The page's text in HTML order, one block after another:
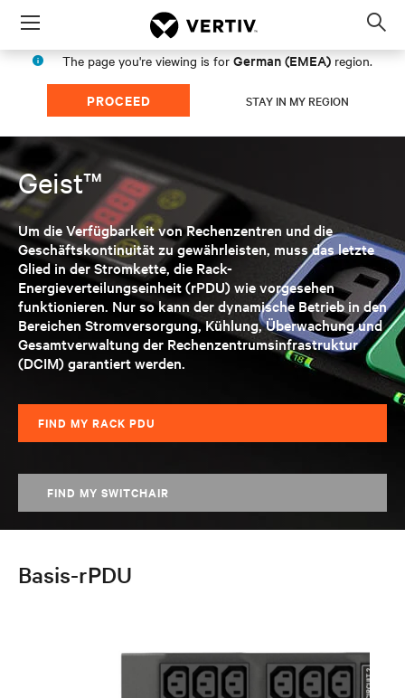
Menu
The page you're viewing is for German (EMEA) region.
PROCEED STAY IN MY REGION
Geist™
Um die Verfügbarkeit von Rechenzentren und die
Geschäftskontinuität zu gewährleisten, muss das letzte
Glied in der Stromkette, die Rack-
Energieverteilungseinheit (rPDU) wie vorgesehen
funktionieren. Nur so kann der dynamische Betrieb in den
Bereichen Stromversorgung, Kühlung, Überwachung und
Gesamtverwaltung der Rechenzentrumsinfrastruktur
(DCIM) garantiert werden.
FIND MY RACK PDU
FIND MY SWITCHAIR
Basis-rPDU